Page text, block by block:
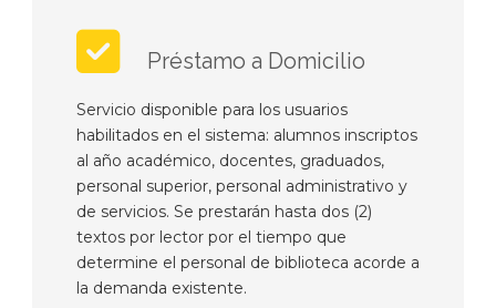
Préstamo a Domicilio
Servicio disponible para los usuarios
habilitados en el sistema: alumnos inscriptos
al año académico, docentes, graduados,
personal superior, personal administrativo y
de servicios. Se prestarán hasta dos (2)
textos por lector por el tiempo que
determine el personal de biblioteca acorde a
la demanda existente.